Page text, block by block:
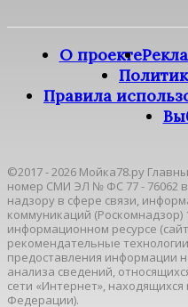
О проекте
Правила
©2017 - 2026 Мойка78.ру
номер СМИ ЭЛ № ФС 77 - 76062
надзору в сфере связи,
коммуникаций (Роскомнадзор)
информационном ресурсе
рекомендательные
предоставления информации
анализа сведений,
сети «Интернет»,
Федерации).